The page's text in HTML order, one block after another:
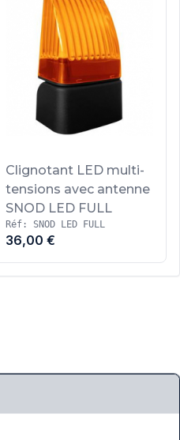
Clignotant LED multi-
tensions avec antenne
SNOD LED FULL
Réf: SNOD LED FULL
36,00 €